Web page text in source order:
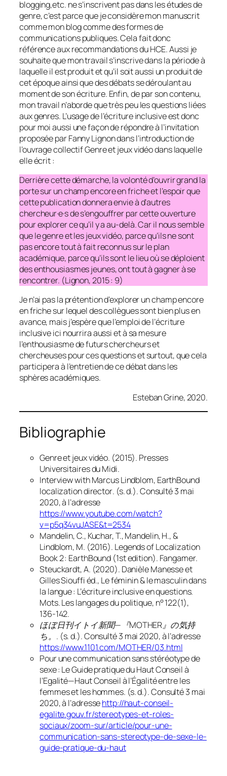
blogging,etc. ne s’inscrivent pas dans les études de
genre, c’est parce que je considère mon manuscrit
comme mon blog comme des formes de
communications publiques. Cela fait donc
référence aux recommandations du HCE. Aussi je
souhaite que mon travail s’inscrive dans la période à
laquelle il est produit et qu’il soit aussi un produit de
cet époque ainsi que des débats se déroulant au
moment de son écriture. Enfin, de par son contenu,
mon travail n’aborde que très peu les questions liées
aux genres. L’usage de l’écriture inclusive est donc
pour moi aussi une façon de répondre à l’invitation
proposée par Fanny Lignon dans l’introduction de
l’ouvrage collectifGenre et jeux vidéodans laquelle
elle écrit :
Derrière cette démarche, la volonté d’ouvrir grand la
porte sur un champ encore en friche et l’espoir que
cette publication donnera envie à d’autres
chercheur·e·s de s’engouffrer par cette ouverture
pour explorer ce qu’il y a au-delà. Car il nous semble
que le genre et les jeux vidéo, parce qu’ils ne sont
pas encore tout à fait reconnus sur le plan
académique, parce qu’ils sont le lieu où se déploient
des enthousiasmes jeunes, ont tout à gagner à se
rencontrer. (Lignon, 2015 : 9)
Je n’ai pas la prétention d’explorer un champ encore
en friche sur lequel des collègues sont bien plus en
avance, mais j’espère que l’emploi de l’écriture
inclusive ici nourrira aussi et à sa mesure
l’enthousiasme de futurs chercheurs et
chercheuses pour ces questions et surtout, que cela
participera à l’entretien de ce débat dans les
sphères académiques.
Esteban Grine, 2020.
Bibliographie
Genre et jeux vidéo. (2015). Presses
Universitaires du Midi.
Interview with Marcus Lindblom, EarthBound
localization director. (s. d.). Consulté 3 mai
2020, à l’adresse
https://www.youtube.com/watch?
v=p5q34vuJASE&t=2534
Mandelin, C., Kuchar, T., Mandelin, H., &
Lindblom, M. (2016). Legends of Localization
Book 2 : EarthBound (1st edition). Fangamer.
Steuckardt, A. (2020). Danièle Manesse et
Gilles Siouffi éd., Le féminin & le masculin dans
la langue : L’écriture inclusive en questions.
Mots. Les langages du politique, n° 122(1),
136‑142.
ほぼ日刊イトイ新聞—『MOTHER』の気持
ち。 . (s. d.). Consulté 3 mai 2020, à l’adresse
https://www.1101.com/MOTHER/03.html
Pour une communication sans stéréotype de
sexe : Le Guide pratique du Haut Conseil à
l’Egalité—Haut Conseil à l’Égalité entre les
femmes et les hommes. (s. d.). Consulté 3 mai
2020, à l’adressehttp://haut-conseil-
egalite.gouv.fr/stereotypes-et-roles-
sociaux/zoom-sur/article/pour-une-
communication-sans-stereotype-de-sexe-le-
guide-pratique-du-haut